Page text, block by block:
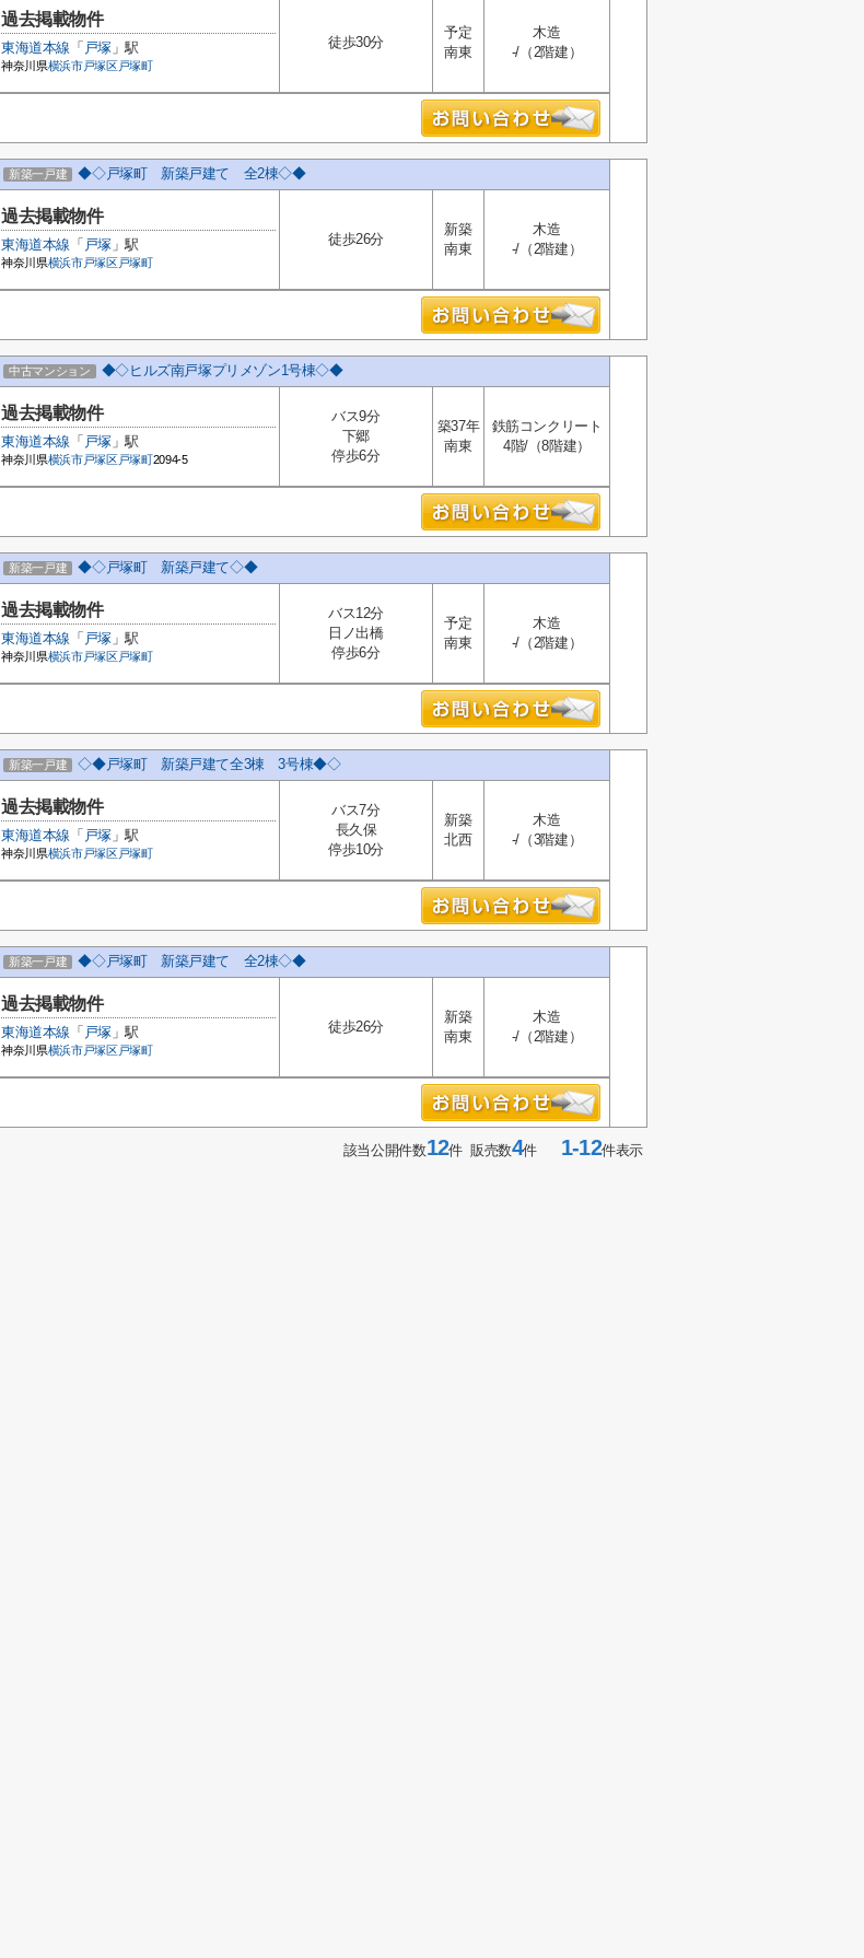
過去掲載物件
東海道本線 「 戸塚」駅
神奈川県横浜市戸塚区 戸塚町
徒歩30分
予定
南東
木造
-/（2階建）
新築一戸建 ◆◇戸塚町 新築戸建て 全2棟◇◆
過去掲載物件
東海道本線 「 戸塚」駅
神奈川県横浜市戸塚区 戸塚町
徒歩26分
新築
南東
木造
-/（2階建）
中古マンション ◆◇ヒルズ南戸塚プリメゾン1号棟◇◆
過去掲載物件
東海道本線 「 戸塚」駅
神奈川県横浜市戸塚区 戸塚町2094-5
バス9分
下郷
停歩6分
築37年
南東
鉄筋コンクリート
4階/（8階建）
新築一戸建 ◆◇戸塚町 新築戸建て◇◆
過去掲載物件
東海道本線 「 戸塚」駅
神奈川県横浜市戸塚区 戸塚町
バス12分
日ノ出橋
停歩6分
予定
南東
木造
-/（2階建）
新築一戸建 ◇◆戸塚町 新築戸建て全3棟 3号棟◆◇
過去掲載物件
東海道本線 「 戸塚」駅
神奈川県横浜市戸塚区 戸塚町
バス7分
長久保
停歩10分
新築
北西
木造
-/（3階建）
新築一戸建 ◆◇戸塚町 新築戸建て 全2棟◇◆
過去掲載物件
東海道本線 「 戸塚」駅
神奈川県横浜市戸塚区 戸塚町
徒歩26分
新築
南東
木造
-/（2階建）
該当公開件数12件 販売数4件1-12件表示